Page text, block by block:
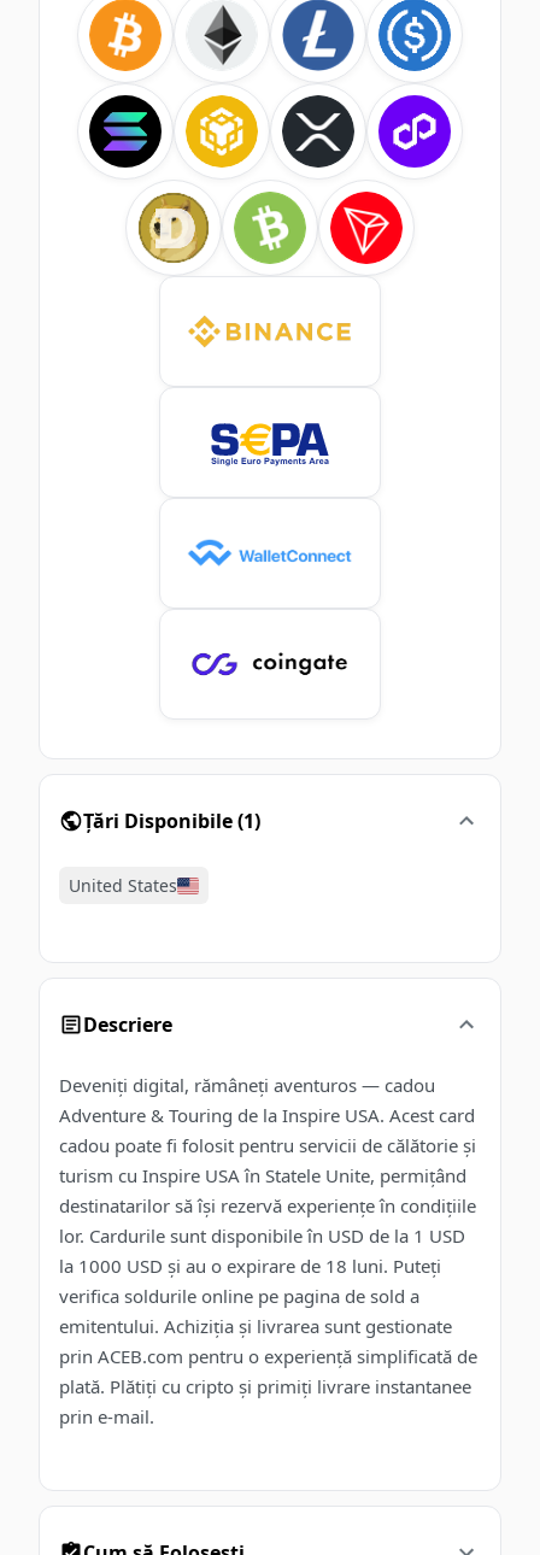
Țări Disponibile(1)
United States
Descriere
Deveniți digital, rămâneți aventuros — cadou
Adventure & Touring de la Inspire USA. Acest card
cadou poate fi folosit pentru servicii de călătorie și
turism cu Inspire USA în Statele Unite, permițând
destinatarilor să își rezervă experiențe în condițiile
lor. Cardurile sunt disponibile în USD de la 1 USD
la 1000 USD și au o expirare de 18 luni. Puteți
verifica soldurile online pe pagina de sold a
emitentului. Achiziția și livrarea sunt gestionate
prin ACEB.com pentru o experiență simplificată de
plată. Plătiți cu cripto și primiți livrare instantanee
prin e-mail.